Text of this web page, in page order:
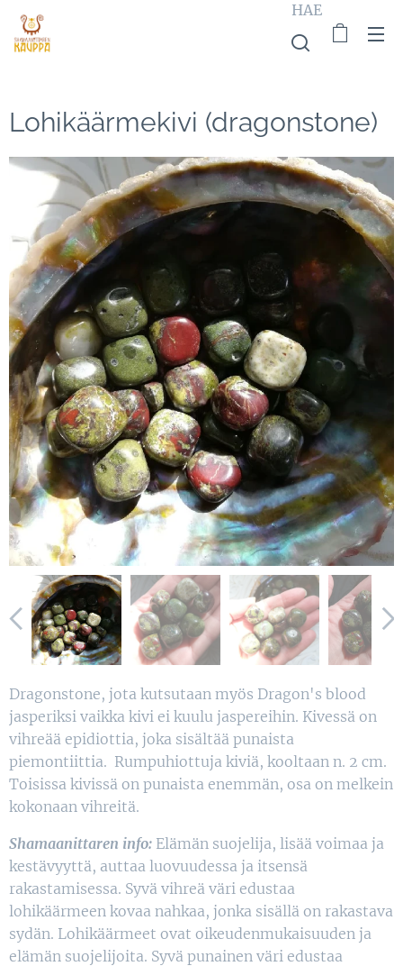
HAE
Lohikäärmekivi (dragonstone)
Dragonstone, jota kutsutaan myös Dragon's blood
jasperiksi vaikka kivi ei kuulu jaspereihin. Kivessä on
vihreää epidiottia, joka sisältää punaista
piemontiittia. Rumpuhiottuja kiviä, kooltaan n. 2 cm.
Toisissa kivissä on punaista enemmän, osa on melkein
kokonaan vihreitä.
Shamaanittaren info: Elämän suojelija, lisää voimaa ja
kestävyyttä, auttaa luovuudessa ja itsensä
rakastamisessa. Syvä vihreä väri edustaa
lohikäärmeen kovaa nahkaa, jonka sisällä on rakastava
sydän. Lohikäärmeet ovat oikeudenmukaisuuden ja
elämän suojelijoita. Syvä punainen väri edustaa